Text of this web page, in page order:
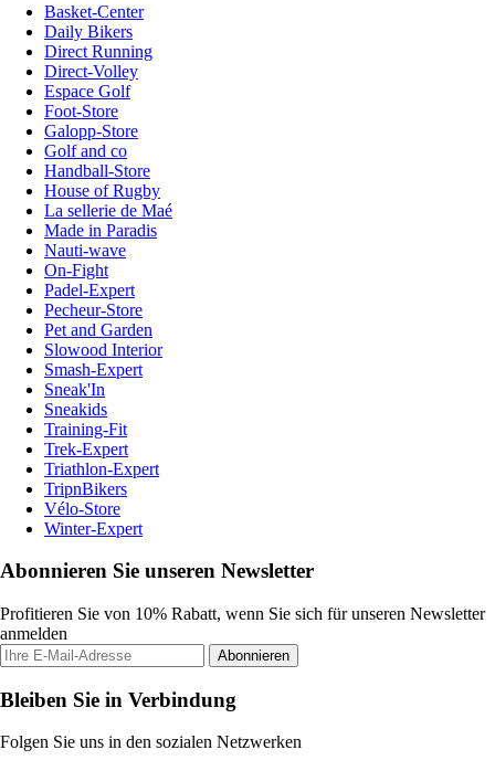
Basket-Center
Daily Bikers
Direct Running
Direct-Volley
Espace Golf
Foot-Store
Galopp-Store
Golf and co
Handball-Store
House of Rugby
La sellerie de Maé
Made in Paradis
Nauti-wave
On-Fight
Padel-Expert
Pecheur-Store
Pet and Garden
Slowood Interior
Smash-Expert
Sneak'In
Sneakids
Training-Fit
Trek-Expert
Triathlon-Expert
TripnBikers
Vélo-Store
Winter-Expert
Abonnieren Sie unseren Newsletter
Profitieren Sie von 10% Rabatt, wenn Sie sich für unseren Newsletter
anmelden
Abonnieren
Bleiben Sie in Verbindung
Folgen Sie uns in den sozialen Netzwerken